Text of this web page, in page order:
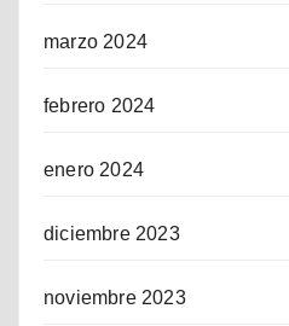
marzo 2024
febrero 2024
enero 2024
diciembre 2023
noviembre 2023